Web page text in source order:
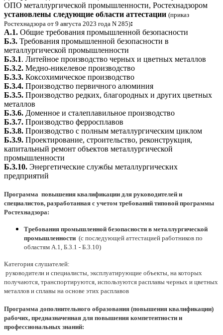
ОПО металлургической промышленности, Ростехнадзором
установлены следующие области аттестации (приказ
Ростехнадзора от 9 августа 2023 года N 285):
А.1. Общие требования промышленной безопасности
Б.3. Требования промышленной безопасности в
металлургической промышленности
Б.3.1. Литейное производство черных и цветных металлов
Б.3.2. Медно-никелевое производство
Б.3.3. Коксохимическое производство
Б.3.4. Производство первичного алюминия
Б.3.5. Производство редких, благородных и других цветных
металлов
Б.3.6. Доменное и сталеплавильное производство
Б.3.7. Производство ферросплавов
Б.3.8. Производство с полным металлургическим циклом
Б.3.9. Проектирование, строительство, реконструкция,
капитальный ремонт объектов металлургической
промышленности
Б.3.10. Энергетические службы металлургических
предприятий
Программа повышения квалификации для руководителей и
специалистов, разработанная с учетом требований типовой программы
Ростехнадзора:
Требования промышленной безопасности в металлургической
промышленности (с последующей аттестацией работников по
областям А.1, Б.3.1 - Б.3.10)
Категория слушателей:
руководители и специалисты, эксплуатирующие объекты, на которых
получаются, транспортируются, используются расплавы черных и цветных
металлов и сплавы на основе этих расплавов
Программа дополнительного образования (повышения квалификации)
рабочих, предназначенная для повышения компетентности и
профессиональных знаний: